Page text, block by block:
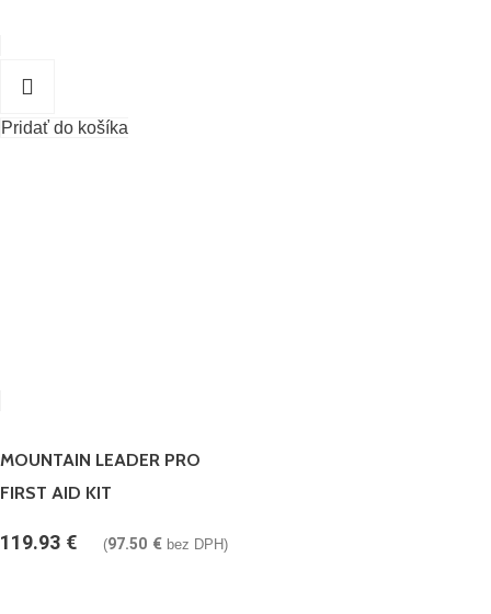
Pridať do košíka
MOUNTAIN LEADER PRO
FIRST AID KIT
119.93 € (97.50 € bez DPH)